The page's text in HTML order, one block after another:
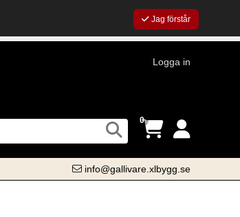
Jag förstår
Logga in
0
info@gallivare.xlbygg.se